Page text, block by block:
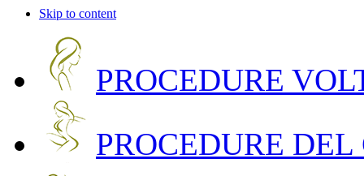
Skip to content
PROCEDURE
PROCEDURE DEL